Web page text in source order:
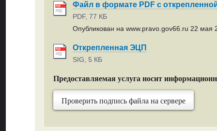
Файл в формате PDF с
PDF, 77 КБ
Опубликован на www.pravo.gov66.ru 22 мая
Открепленная ЭЦП
SIG, 5 КБ
Предоставляемая услуга носит
Проверить подпись файла на сервере